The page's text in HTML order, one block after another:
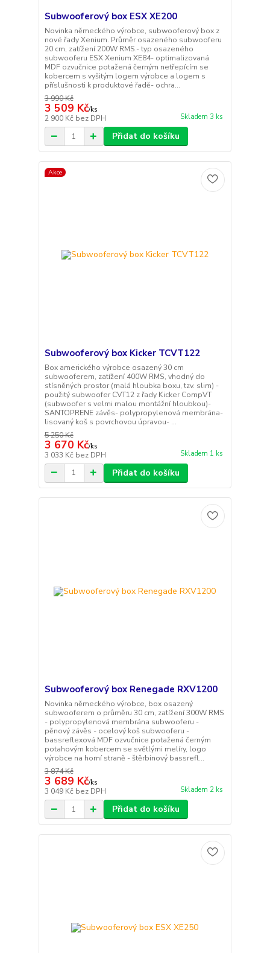
Subwooferový box ESX XE200
Novinka německého výrobce, subwooferový box z
nové řady Xenium. Průměr osazeného subwooferu
20 cm, zatížení 200W RMS.- typ osazeného
subwooferu ESX Xenium XE84- optimalizovaná
MDF ozvučnice potažená černým netřepícím se
kobercem s vyšitým logem výrobce a logem s
příslušnosti k produktové řadě- ochra...
3 990 Kč
3 509 Kč/ks
2 900 Kč bez DPH Skladem 3 ks
Přidat do košíku
Akce
Subwooferový box Kicker TCVT122
Box amerického výrobce osazený 30 cm
subwooferem, zatížení 400W RMS, vhodný do
stísněných prostor (malá hloubka boxu, tzv. slim) -
použitý subwoofer CVT12 z řady Kicker CompVT
(subwoofer s velmi malou montážní hloubkou)-
SANTOPRENE závěs- polypropylenová membrána-
lisovaný koš s povrchovou úpravou- ...
5 250 Kč
3 670 Kč/ks
3 033 Kč bez DPH Skladem 1 ks
Přidat do košíku
Subwooferový box Renegade RXV1200
Novinka německého výrobce, box osazený
subwooferem o průměru 30 cm, zatížení 300W RMS
- polypropylenová membrána subwooferu -
pěnový závěs - ocelový koš subwooferu -
bassreflexová MDF ozvučnice potažená černým
potahovým kobercem se světlými melíry, logo
výrobce na horní straně - štěrbinový bassrefl...
3 874 Kč
3 689 Kč/ks
3 049 Kč bez DPH Skladem 2 ks
Přidat do košíku